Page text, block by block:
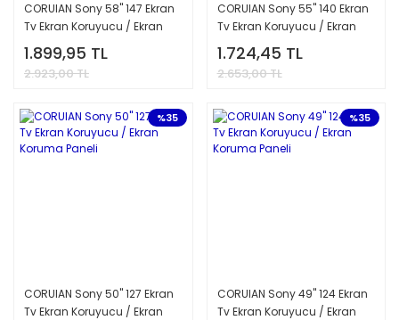
CORUIAN Sony 58'' 147 Ekran
Tv Ekran Koruyucu / Ekran
Koruma Paneli
1.899,95 TL
2.923,00 TL
CORUIAN Sony 55'' 140 Ekran
Tv Ekran Koruyucu / Ekran
Koruma Paneli
1.724,45 TL
2.653,00 TL
%35
CORUIAN Sony 50'' 127 Ekran
Tv Ekran Koruyucu / Ekran
%35
CORUIAN Sony 49'' 124 Ekran
Tv Ekran Koruyucu / Ekran